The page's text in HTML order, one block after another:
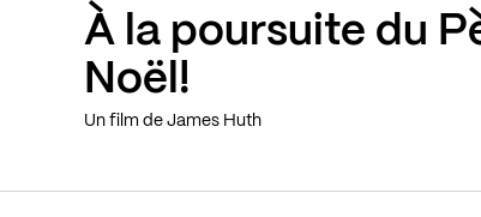
À la poursuite du
Noël!
Un film de James Huth